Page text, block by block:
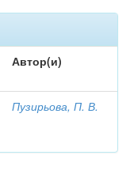
Автор(и)
Пузирьова, П. В.